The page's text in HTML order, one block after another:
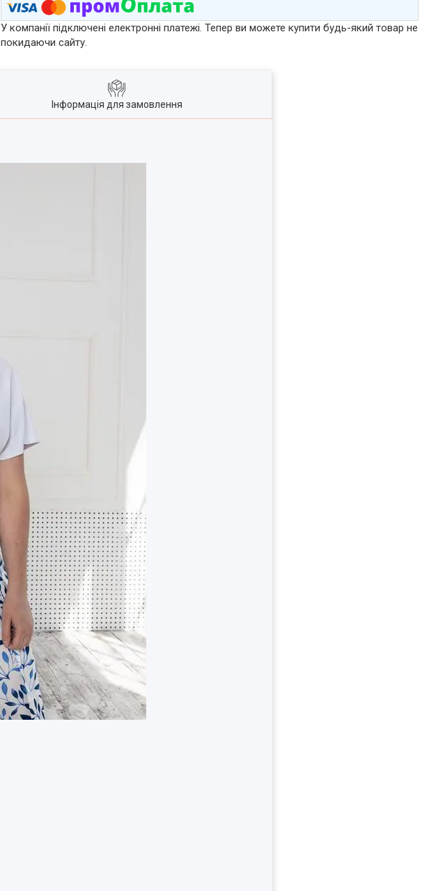
У компанії підключені електронні платежі. Тепер ви можете купити будь-який товар не
покидаючи сайту.
Інформація для замовлення